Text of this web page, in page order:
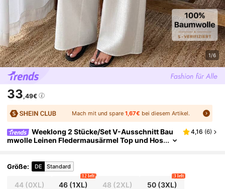
1/6
33,49€
Mach mit und spare1,67€ bei diesem Artikel.
Weeklong 2 Stücke/Set V-Ausschnitt Bau
mwolle Leinen Fledermausärmel Top und Hos
4,16 (6)
Größe: DE Standard
44(0XL) 46 (1XL)
12 left
48 (2XL) 50(3XL)
3 left